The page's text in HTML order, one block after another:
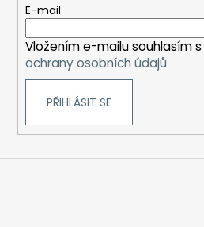
E-mail
Vložením e-mailu souhlasím s
ochrany osobních údajů
PŘIHLÁSIT SE